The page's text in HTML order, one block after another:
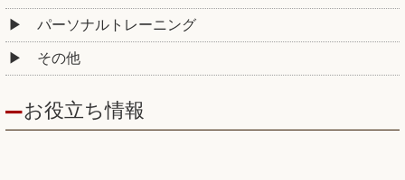
パーソナルトレーニング
その他
お役立ち情報